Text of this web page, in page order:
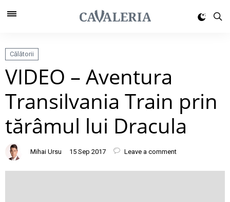
Călătorii
VIDEO – Aventura
Transilvania Train prin
tărâmul lui Dracula
Mihai Ursu 15 Sep 2017 Leave a comment